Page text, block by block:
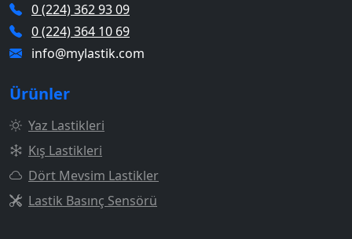
0 (224) 362 93 09
0 (224) 364 10 69
info@mylastik.com
Ürünler
Yaz Lastikleri
Kış Lastikleri
Dört Mevsim Lastikler
Lastik Basınç Sensörü